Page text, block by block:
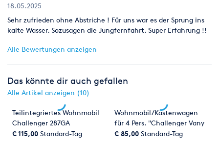
18.05.2025
Sehr zufrieden ohne Abstriche ! Für uns war es der Sprung ins
kalte Wasser. Sozusagen die Jungfernfahrt. Super Erfahrung !!
Alle Bewertungen anzeigen
Das könnte dir auch gefallen
Alle Artikel anzeigen (10)
Teilintegriertes Wohnmobil
Challenger 287GA
*Automatik*
€ 115,00 Standard-Tag
Wohnmobil/Kastenwagen
für 4 Pers. "Challenger Vany
V114 MAX"
€ 85,00 Standard-Tag